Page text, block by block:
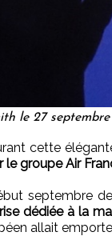
le 27
cette
groupe Air
septembre
dédiée à la
allait